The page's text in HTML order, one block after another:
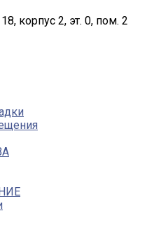
корпус 2, эт. 0, пом. 2